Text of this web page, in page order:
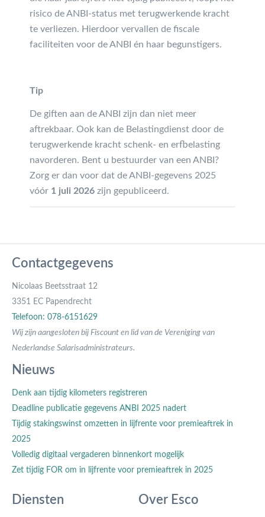
risico de ANBI-status met terugwerkende kracht
te verliezen. Hierdoor vervallen de fiscale
faciliteiten voor de ANBI én haar begunstigers.
Tip
De giften aan de ANBI zijn dan niet meer
aftrekbaar. Ook kan de Belastingdienst door de
terugwerkende kracht schenk- en erfbelasting
navorderen. Bent u bestuurder van een ANBI?
Zorg er dan voor dat de ANBI-gegevens 2025
vóór 1 juli 2026 zijn gepubliceerd.
Contactgegevens
Nicolaas Beetsstraat 12
3351 EC Papendrecht
Telefoon: 078-6151629
Wij zijn aangesloten bij Fiscount en lid van de Vereniging van
Nederlandse Salarisadministrateurs.
Nieuws
Denk aan tijdig kilometers registreren
Deadline publicatie gegevens ANBI 2025 nadert
Tijdig stakingswinst omzetten in lijfrente voor premieaftrek in
2025
Volledig digitaal vergaderen binnenkort mogelijk
Zet tijdig FOR om in lijfrente voor premieaftrek in 2025
Diensten Over Esco